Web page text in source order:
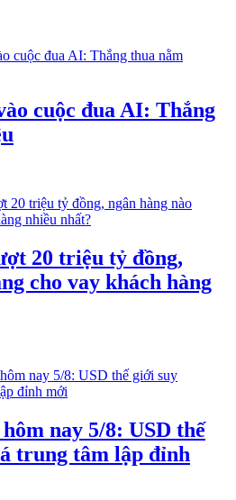
cuộc đua AI: Thắng
20 triệu tỷ đồng,
cho vay khách hàng
nay 5/8: USD thế
trung tâm lập đỉnh